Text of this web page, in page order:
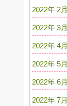
2022年 2月
2022年 3月
2022年 4月
2022年 5月
2022年 6月
2022年 7月